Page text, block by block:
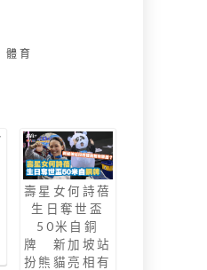
,體育
壽星女何詩蓓
生日奪世盃
50米自銅
牌 新加坡站
扮熊貓亮相有